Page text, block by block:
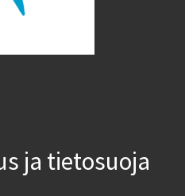
ja tietosuoja